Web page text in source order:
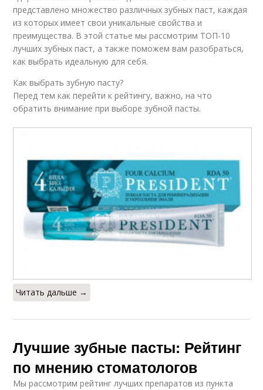
представлено множество различных зубных паст, каждая
из которых имеет свои уникальные свойства и
преимущества. В этой статье мы рассмотрим ТОП-10
лучших зубных паст, а также поможем вам разобраться,
как выбрать идеальную для себя.
Как выбрать зубную пасту?
Перед тем как перейти к рейтингу, важно, на что
обратить внимание при выборе зубной пасты.
Читать дальше →
Лучшие зубные пасты: Рейтинг
по мнению стоматологов
Мы рассмотрим рейтинг лучших препаратов из пункта